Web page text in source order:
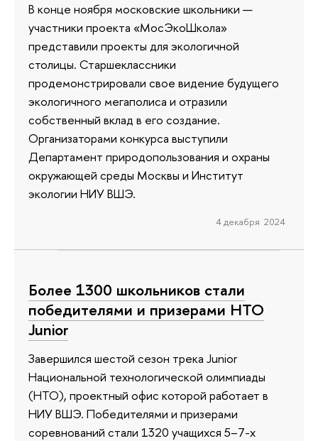
В конце ноября московские школьники —
участники проекта «МосЭкоШкола»
представили проекты для экологичной
столицы. Старшеклассники
продемонстрировали свое видение будущего
экологичного мегаполиса и отразили
собственный вклад в его создание.
Организаторами конкурса выступили
Департамент природопользования и охраны
окружающей среды Москвы и Институт
экологии НИУ ВШЭ.
4 декабря 2024
Более 1300 школьников стали
победителями и призерами НТО
Junior
Завершился шестой сезон трека Junior
Национальной технологической олимпиады
(НТО), проектный офис которой работает в
НИУ ВШЭ. Победителями и призерами
соревнований стали 1320 учащихся 5–7-х